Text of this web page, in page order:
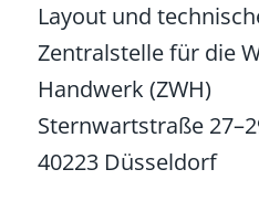
Layout und
Zentralstelle für die
Handwerk (ZWH)
Sternwartstraße
40223 Düsseldorf